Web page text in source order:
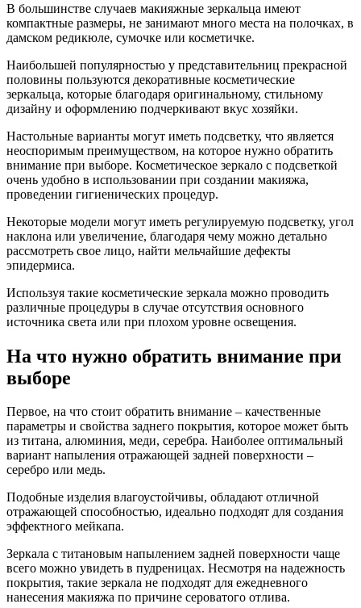
В большинстве случаев макияжные зеркальца имеют
компактные размеры, не занимают много места на полочках, в
дамском редикюле, сумочке или косметичке.
Наибольшей популярностью у представительниц прекрасной
половины пользуются декоративные косметические
зеркальца, которые благодаря оригинальному, стильному
дизайну и оформлению подчеркивают вкус хозяйки.
Настольные варианты могут иметь подсветку, что является
неоспоримым преимуществом, на которое нужно обратить
внимание при выборе. Косметическое зеркало с подсветкой
очень удобно в использовании при создании макияжа,
проведении гигиенических процедур.
Некоторые модели могут иметь регулируемую подсветку, угол
наклона или увеличение, благодаря чему можно детально
рассмотреть свое лицо, найти мельчайшие дефекты
эпидермиса.
Используя такие косметические зеркала можно проводить
различные процедуры в случае отсутствия основного
источника света или при плохом уровне освещения.
На что нужно обратить внимание при
выборе
Первое, на что стоит обратить внимание – качественные
параметры и свойства заднего покрытия, которое может быть
из титана, алюминия, меди, серебра. Наиболее оптимальный
вариант напыления отражающей задней поверхности –
серебро или медь.
Подобные изделия влагоустойчивы, обладают отличной
отражающей способностью, идеально подходят для создания
эффектного мейкапа.
Зеркала с титановым напылением задней поверхности чаще
всего можно увидеть в пудреницах. Несмотря на надежность
покрытия, такие зеркала не подходят для ежедневного
нанесения макияжа по причине сероватого отлива.